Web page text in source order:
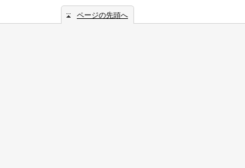
ページの先頭へ